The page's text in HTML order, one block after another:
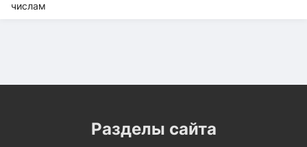
Разделы сайта